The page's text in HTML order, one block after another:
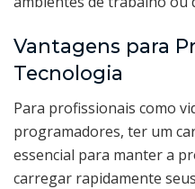
Vantagens para
Tecnologia
Para profissionais como
programadores, ter um
essencial para manter a
carregar rapidamente